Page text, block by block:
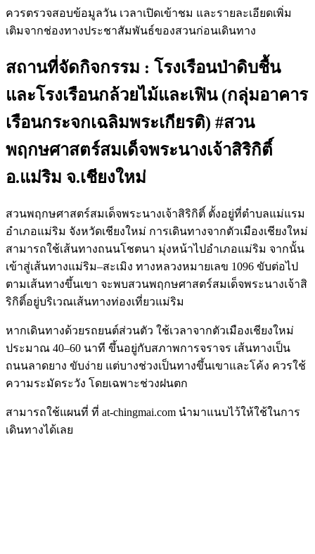
ควรตรวจสอบข้อมูลวัน เวลาเปิดเข้าชม และรายละเอียดเพิ่ม
เติมจากช่องทางประชาสัมพันธ์ของสวนก่อนเดินทาง
สถานที่จัดกิจกรรม : โรงเรือนป่าดิบชื้น
และโรงเรือนกล้วยไม้และเฟิน (กลุ่มอาคาร
เรือนกระจกเฉลิมพระเกียรติ) #สวน
พฤกษศาสตร์สมเด็จพระนางเจ้าสิริกิติ์
อ.แม่ริม จ.เชียงใหม่
สวนพฤกษศาสตร์สมเด็จพระนางเจ้าสิริกิติ์ ตั้งอยู่ที่ตำบลแม่แรม
อำเภอแม่ริม จังหวัดเชียงใหม่ การเดินทางจากตัวเมืองเชียงใหม่
สามารถใช้เส้นทางถนนโชตนา มุ่งหน้าไปอำเภอแม่ริม จากนั้น
เข้าสู่เส้นทางแม่ริม–สะเมิง ทางหลวงหมายเลข 1096 ขับต่อไป
ตามเส้นทางขึ้นเขา จะพบสวนพฤกษศาสตร์สมเด็จพระนางเจ้าสิ
ริกิติ์อยู่บริเวณเส้นทางท่องเที่ยวแม่ริม
หากเดินทางด้วยรถยนต์ส่วนตัว ใช้เวลาจากตัวเมืองเชียงใหม่
ประมาณ 40–60 นาที ขึ้นอยู่กับสภาพการจราจร เส้นทางเป็น
ถนนลาดยาง ขับง่าย แต่บางช่วงเป็นทางขึ้นเขาและโค้ง ควรใช้
ความระมัดระวัง โดยเฉพาะช่วงฝนตก
สามารถใช้แผนที่ ที่ at-chingmai.com นำมาแนบไว้ให้ใช้ในการ
เดินทางได้เลย